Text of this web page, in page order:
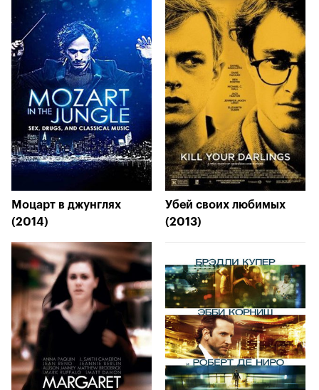
Моцарт в джунглях
(2014)
Убей своих любимых
(2013)